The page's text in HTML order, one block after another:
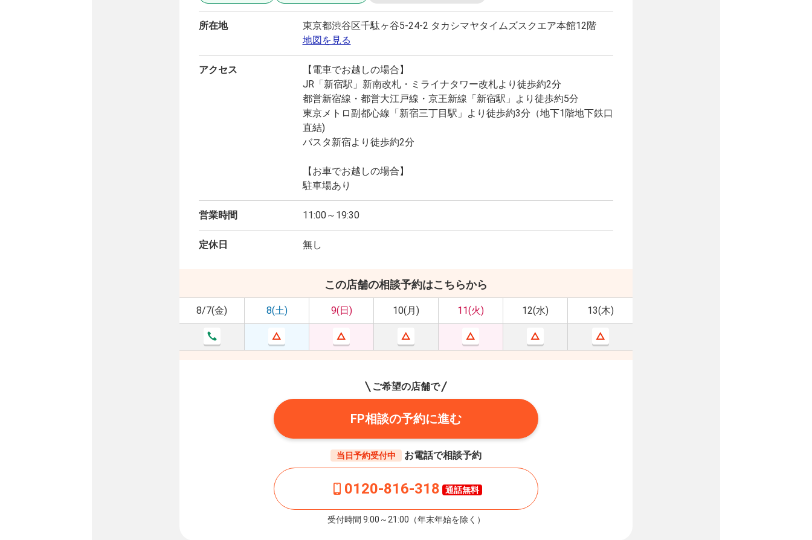
所在地
東京都渋谷区千駄ヶ谷5-24-2 タカシマヤタイムズスクエア本館12階
地図を見る
アクセス
【電車でお越しの場合】
JR「新宿駅」新南改札・ミライナタワー改札より徒歩約2分
都営新宿線・都営大江戸線・京王新線「新宿駅」より徒歩約5分
東京メトロ副都心線「新宿三丁目駅」より徒歩約3分（地下1階地下鉄口
直結)
バスタ新宿より徒歩約2分
【お車でお越しの場合】
駐車場あり
営業時間 11:00～19:30
定休日 無し
この店舗の相談予約はこちらから
8/7(金) 8(土) 9(日) 10(月) 11(火) 12(水) 13(木)
ご希望の店舗で
FP相談の予約に進む
当日予約受付中 お電話で相談予約
0120-816-318 通話無料
受付時間 9:00～21:00（年末年始を除く）